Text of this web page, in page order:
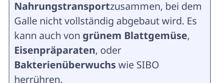
Nahrungstransportzusammen, bei dem
Galle nicht vollständig abgebaut wird. Es
kann auch von grünem Blattgemüse,
Eisenpräparaten, oder
Bakterienüberwuchswie SIBO
herrühren.